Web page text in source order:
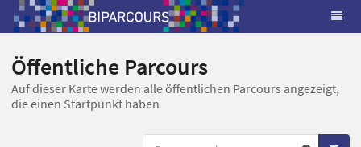
Öffentliche Parcours
Auf dieser Karte werden alle öffentlichen Parcours angezeigt,
die einen Startpunkt haben